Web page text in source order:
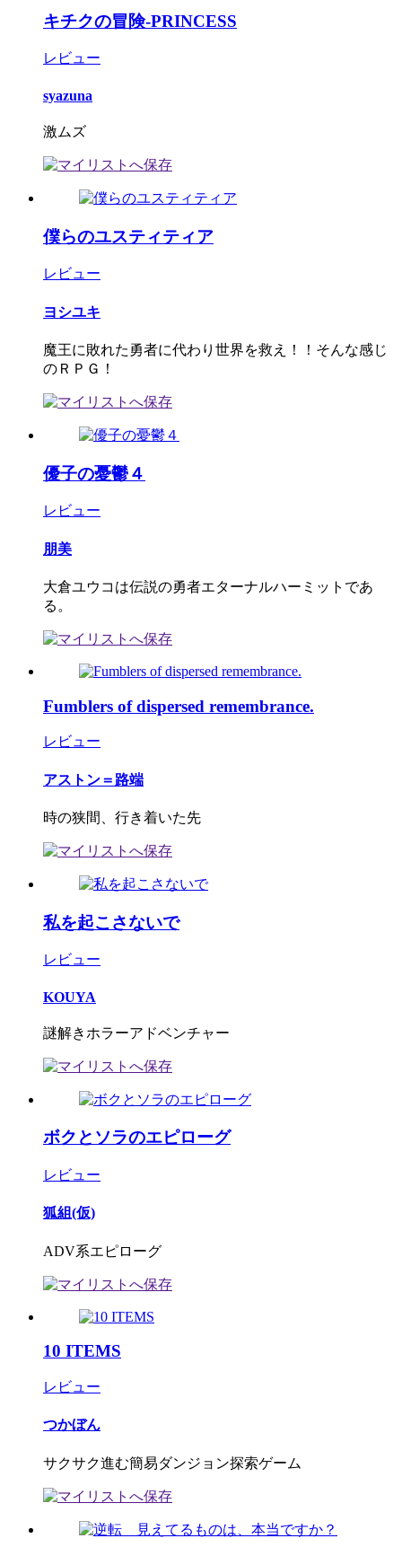
キチクの冒険-PRINCESS
レビュー
syazuna
激ムズ
僕らのユスティティア
レビュー
ヨシユキ
魔王に敗れた勇者に代わり世界を救え！！そんな感じ
のＲＰＧ！
優子の憂鬱４
レビュー
朋美
大倉ユウコは伝説の勇者エターナルハーミットであ
る。
Fumblers of dispersed remembrance.
レビュー
アストン＝路端
時の狭間、行き着いた先
私を起こさないで
レビュー
KOUYA
謎解きホラーアドベンチャー
ボクとソラのエピローグ
レビュー
狐組(仮)
ADV系エピローグ
10 ITEMS
レビュー
つかぼん
サクサク進む簡易ダンジョン探索ゲーム